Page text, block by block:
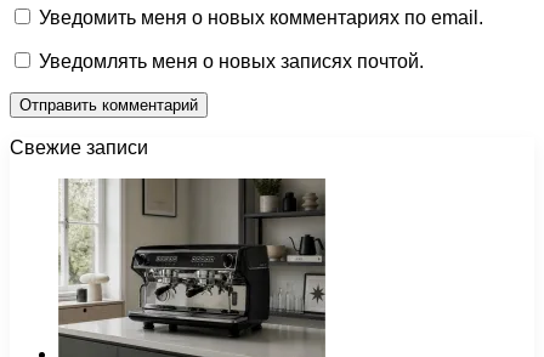
Уведомить меня о новых комментариях по email.
Уведомлять меня о новых записях почтой.
Свежие записи